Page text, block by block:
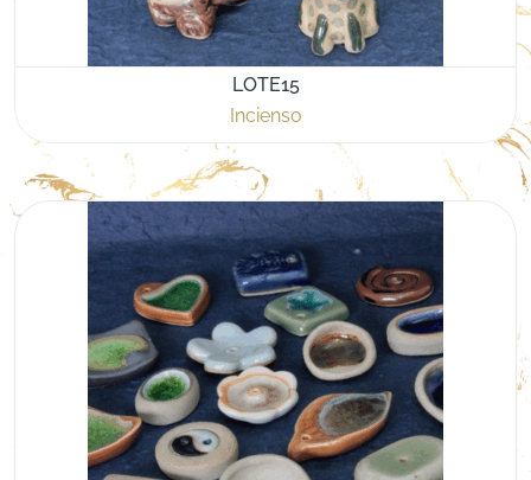
LOTE15
Incienso